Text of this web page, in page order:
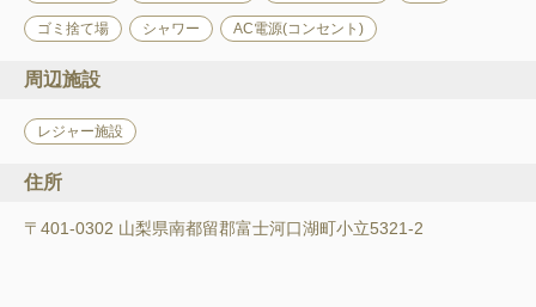
ゴミ捨て場 シャワー AC電源(コンセント)
周辺施設
レジャー施設
住所
〒401-0302 山梨県南都留郡富士河口湖町小立5321-2